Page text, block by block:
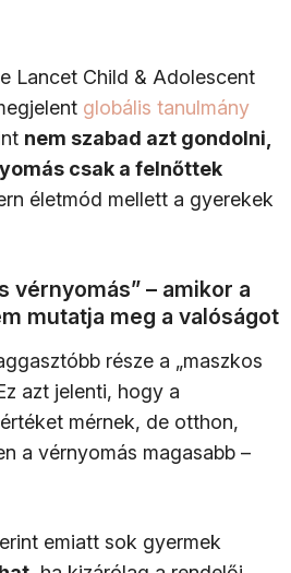
Lancet Child & Adolescent
globális tanulmány
nem szabad azt gondolni,
csak a felnőttek
életmód mellett a gyerekek
vérnyomás” – amikor a
mutatja meg a valóságot
része a „maszkos
azt jelenti, hogy a
mérnek, de otthon,
a vérnyomás magasabb –
emiatt sok gyermek